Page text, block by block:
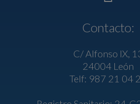
Contacto:
C/ Alfonso IX,
24004 León
Telf: 987 21 04